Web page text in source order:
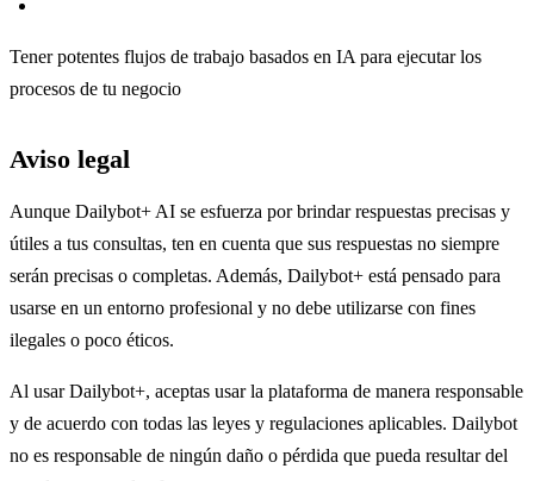
Tener potentes flujos de trabajo basados en IA para ejecutar los
procesos de tu negocio
Aviso legal
Aunque Dailybot+ AI se esfuerza por brindar respuestas precisas y
útiles a tus consultas, ten en cuenta que sus respuestas no siempre
serán precisas o completas. Además, Dailybot+ está pensado para
usarse en un entorno profesional y no debe utilizarse con fines
ilegales o poco éticos.
Al usar Dailybot+, aceptas usar la plataforma de manera responsable
y de acuerdo con todas las leyes y regulaciones aplicables. Dailybot
no es responsable de ningún daño o pérdida que pueda resultar del